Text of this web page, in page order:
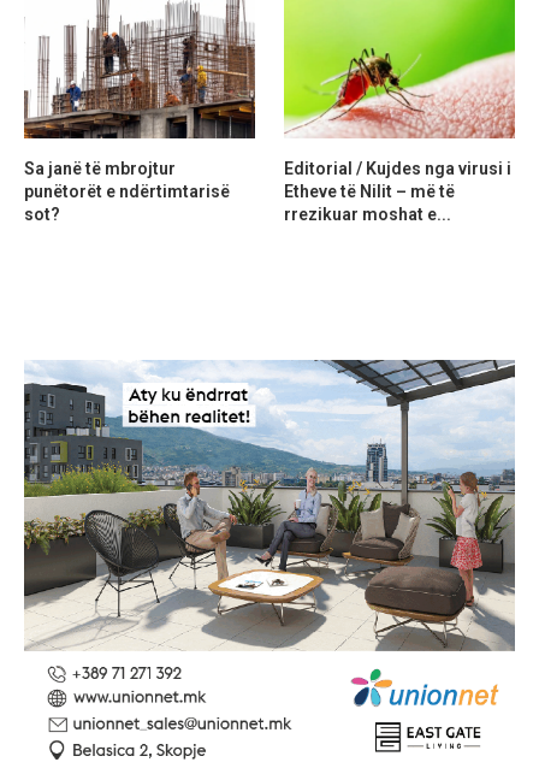
Sa janë të mbrojtur
punëtorët e ndërtimtarisë
sot?
Editorial / Kujdes nga virusi i
Etheve të Nilit – më të
rrezikuar moshat e...